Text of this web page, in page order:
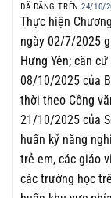
ĐÃ ĐĂNG TRÊN24/10/
Thực hiện
ngày 02/7/2025
Hưng Yên; căn
08/10/2025 của
thời theo Công
21/10/2025 của
huấn kỹ năng
trẻ em, các giáo
các trường học